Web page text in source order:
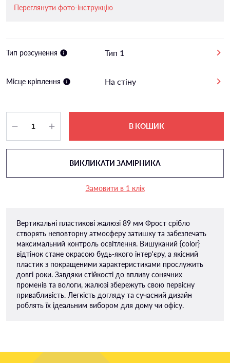
Переглянути фото-інструкцію
Тип розсунення Тип 1
Місце кріплення На стіну
В КОШИК
ВИКЛИКАТИ ЗАМІРНИКА
Замовити в 1 клік
Вертикальні пластикові жалюзі 89 мм Фрост срібло
створять неповторну атмосферу затишку та забезпечать
максимальний контроль освітлення. Вишуканий {color}
відтінок стане окрасою будь-якого інтер'єру, а якісний
пластик з покращеними характеристиками прослужить
довгі роки. Завдяки стійкості до впливу сонячних
променів та вологи, жалюзі збережуть свою первісну
привабливість. Легкість догляду та сучасний дизайн
роблять їх ідеальним вибором для дому чи офісу.